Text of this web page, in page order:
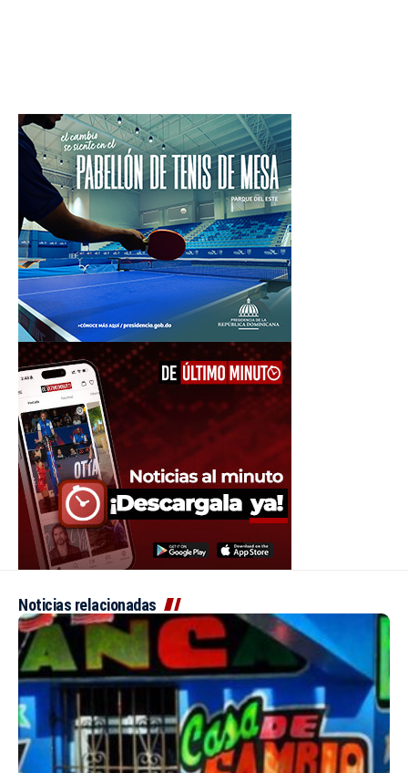
Noticias relacionadas